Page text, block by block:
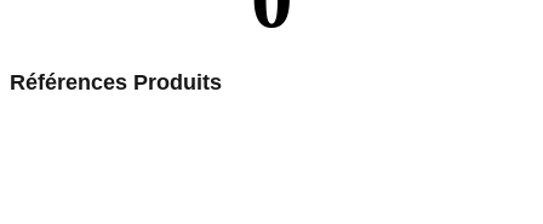
Références Produits